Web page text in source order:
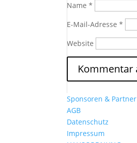
Name*
E-Mail-Adresse*
Website
Sponsoren & Partner
AGB
Datenschutz
Impressum